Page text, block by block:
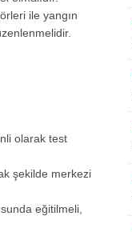
ile yangın
olarak test
şekilde merkezi
eğitilmeli,